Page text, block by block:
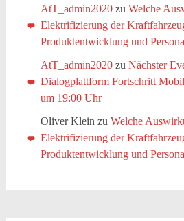
AtT_admin2020zu Welche
Elektrifizierung der
Produktentwicklung und
AtT_admin2020zu Nächster
Dialogplattform Fortschritt
um 19:00 Uhr
Oliver Klein zu Welche
Elektrifizierung der
Produktentwicklung und